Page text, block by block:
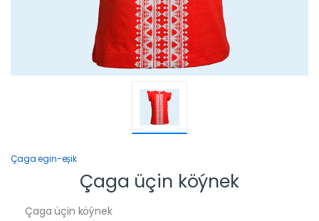
Çaga egin-eşik
Çaga üçin köýnek
Çaga üçin köýnek